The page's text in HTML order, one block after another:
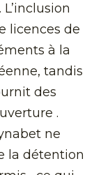
licences de
à la
tandis
des
.
ne
la détention